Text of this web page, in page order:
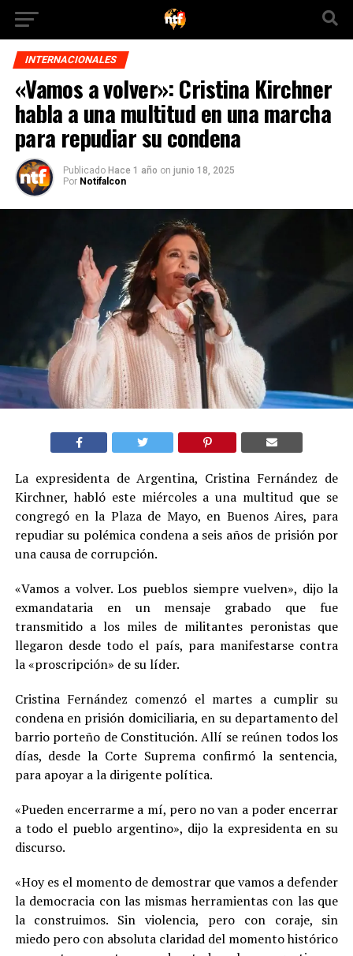
INTERNACIONALES
«Vamos a volver»: Cristina Kirchner
habla a una multitud en una marcha
para repudiar su condena
Publicado Hace 1 año on junio 18, 2025
Por Notifalcon
La expresidenta de Argentina, Cristina Fernández de
Kirchner, habló este miércoles a una multitud que se
congregó en la Plaza de Mayo, en Buenos Aires, para
repudiar su polémica condena a seis años de prisión por
una causa de corrupción.
«Vamos a volver. Los pueblos siempre vuelven», dijo la
exmandataria en un mensaje grabado que fue
transmitido a los miles de militantes peronistas que
llegaron desde todo el país, para manifestarse contra
la «proscripción» de su líder.
Cristina Fernández comenzó el martes a cumplir su
condena en prisión domiciliaria, en su departamento del
barrio porteño de Constitución. Allí se reúnen todos los
días, desde la Corte Suprema confirmó la sentencia,
para apoyar a la dirigente política.
«Pueden encerrarme a mí, pero no van a poder encerrar
a todo el pueblo argentino», dijo la expresidenta en su
discurso.
«Hoy es el momento de demostrar que vamos a defender
la democracia con las mismas herramientas con las que
la construimos. Sin violencia, pero con coraje, sin
miedo pero con absoluta claridad del momento histórico